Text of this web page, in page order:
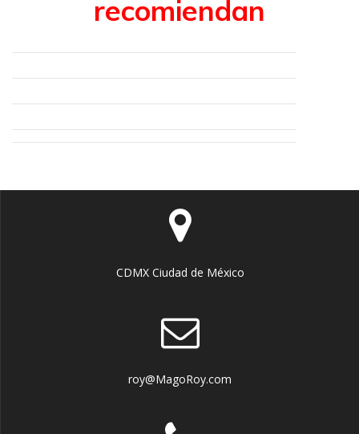
recomiendan
CDMX Ciudad de México
roy@MagoRoy.com